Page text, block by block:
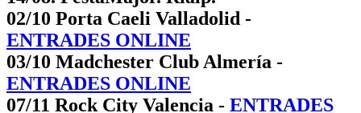
02/10 Porta Caeli Valladolid -
ENTRADES ONLINE
03/10 Madchester Club Almería -
ENTRADES ONLINE
07/11 Rock City Valencia - ENTRADES